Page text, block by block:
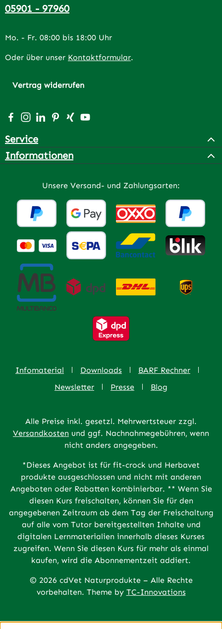
05901 - 97960
Mo. - Fr. 08:00 bis 18:00 Uhr
Oder über unser Kontaktformular.
Vertrag widerrufen
Besuche uns auf Facebook – öffnet in neuem Tab
Schau auf Instagram vorbei – öffnet in neuem Tab
Vernetze dich mit uns auf LinkedIn – öffnet in
Lass dich auf Pinterest inspirieren – öffnet
Vernetze dich mit uns auf Xing – öffnet
Sieh dir unsere Videos auf YouTube
Service
Informationen
Unsere Versand- und Zahlungsarten:
Infomaterial Downloads
BARF Rechner
Newsletter
Presse Blog
Alle Preise inkl. gesetzl. Mehrwertsteuer zzgl.
Versandkosten und ggf. Nachnahmegebühren, wenn
nicht anders angegeben.
*Dieses Angebot ist für fit-crock und Herbavet
produkte ausgeschlossen und nicht mit anderen
Angeboten oder Rabatten kombinierbar. ** Wenn Sie
diesen Kurs freischalten, können Sie für den
angegebenen Zeitraum ab dem Tag der Freischaltung
auf alle vom Tutor bereitgestellten Inhalte und
digitalen Lernmaterialien innerhalb dieses Kurses
zugreifen. Wenn Sie diesen Kurs für mehr als einmal
kaufen, wird die Abonnementzeit addiert.
© 2026 cdVet Naturprodukte – Alle Rechte
vorbehalten. Theme by TC-Innovations